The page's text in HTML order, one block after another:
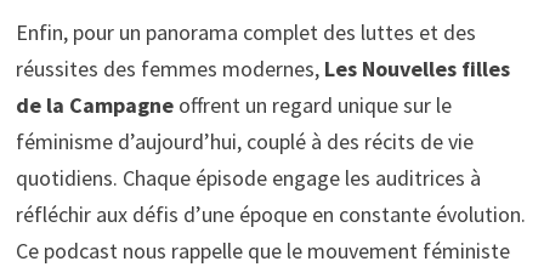
Enfin, pour un panorama complet des luttes et des
réussites des femmes modernes, Les Nouvelles filles
de la Campagneoffrent un regard unique sur le
féminisme d’aujourd’hui, couplé à des récits de vie
quotidiens. Chaque épisode engage les auditrices à
réfléchir aux défis d’une époque en constante évolution.
Ce podcast nous rappelle que le mouvement féministe